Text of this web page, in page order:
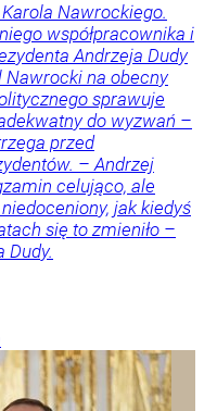
Nawrockiego.
współpracownika i
Andrzeja Dudy
Nawrocki na obecny
sprawuje
do wyzwań –
przed
– Andrzej
celująco, ale
jak kiedyś
się to zmieniło –
Dudy.